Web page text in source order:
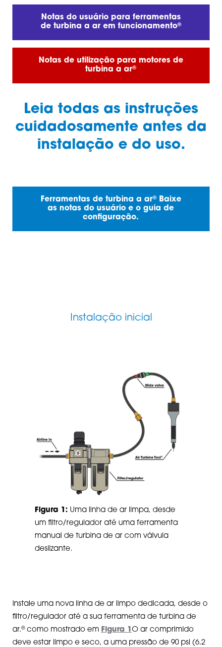
Notas do usuário para ferramentas
de turbina a ar em funcionamento®
Notas de utilização para motores de
turbina a ar®
Leia todas as instruções
cuidadosamente antes da
instalação e do uso.
Ferramentas de turbina a ar®Baixe
as notas do usuário e o guia de
configuração.
Instalação inicial
Figura 1: Uma linha de ar limpa, desde
um filtro/regulador até uma ferramenta
manual de turbina de ar com válvula
deslizante.
Instale uma nova linha de ar limpo dedicada, desde o
filtro/regulador até a sua ferramenta de turbina de
ar.®como mostrado em Figura 1 O ar comprimido
deve estar limpo e seco, a uma pressão de 90 psi (6.2